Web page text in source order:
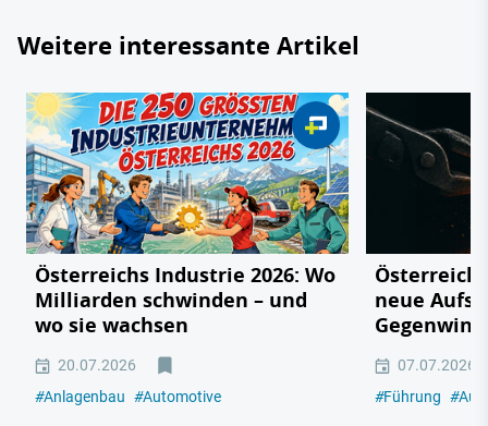
Weitere interessante Artikel
Österreichs Industrie 2026: Wo
Milliarden schwinden – und
wo sie wachsen
20.07.2026
#Anlagenbau #Automotive
neue
Gegenwind
07.07.2026
#Führung #